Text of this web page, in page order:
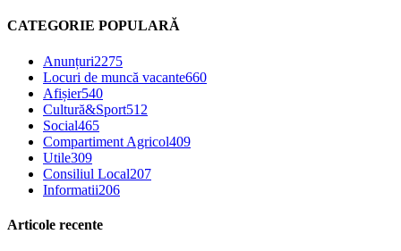
CATEGORIE POPULARĂ
Anunțuri2275
Locuri de muncă vacante660
Afișier540
Cultură&Sport512
Social465
Compartiment Agricol409
Utile309
Consiliul Local207
Informatii206
Articole recente